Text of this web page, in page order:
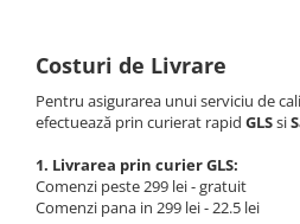
Costuri de Livrare
Pentru asigurarea unui serviciu de
efectuează prin curierat rapid GLSsi
1. Livrarea prin curier GLS:
Comenzi peste 299 lei - gratuit
Comenzi pana in 299 lei - 22.5 lei